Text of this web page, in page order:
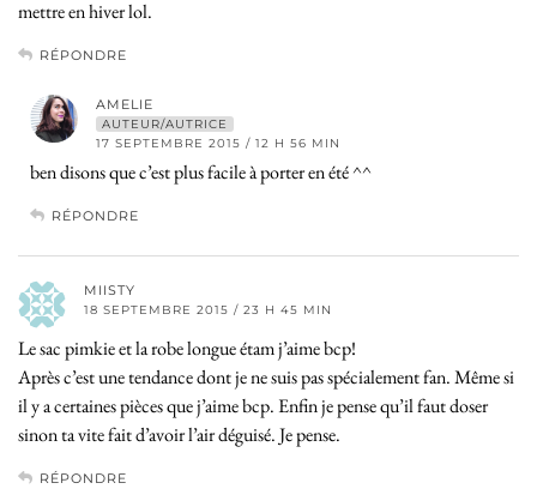
mettre en hiver lol.
RÉPONDRE
AMELIE
AUTEUR/AUTRICE
17 SEPTEMBRE 2015 / 12 H 56 MIN
ben disons que c’est plus facile à porter en été ^^
RÉPONDRE
MIISTY
18 SEPTEMBRE 2015 / 23 H 45 MIN
Le sac pimkie et la robe longue étam j’aime bcp!
Après c’est une tendance dont je ne suis pas spécialement fan. Même si
il y a certaines pièces que j’aime bcp. Enfin je pense qu’il faut doser
sinon ta vite fait d’avoir l’air déguisé. Je pense.
RÉPONDRE